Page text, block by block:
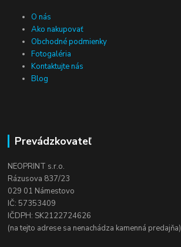
O nás
Ako nakupovať
Obchodné podmienky
Fotogaléria
Kontaktujte nás
Blog
Prevádzkovateľ
NEOPRINT s.r.o.
Rázusova 837/23
029 01 Námestovo
IČ: 57353409
IČDPH: SK2122724626
(na tejto adrese sa nenachádza kamenná predajňa)